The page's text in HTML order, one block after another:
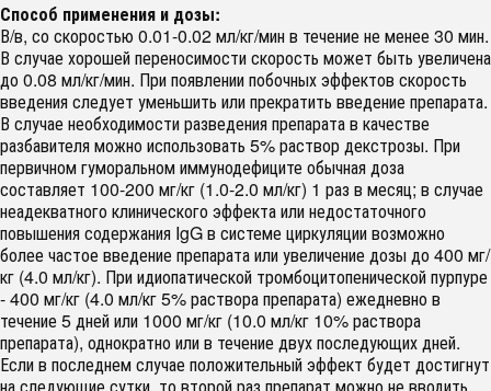
Способ применения и дозы:
В/в, со скоростью 0.01-0.02 мл/кг/мин в течение не менее 30 мин.
В случае хорошей переносимости скорость может быть увеличена
до 0.08 мл/кг/мин. При появлении побочных эффектов скорость
введения следует уменьшить или прекратить введение препарата.
В случае необходимости разведения препарата в качестве
разбавителя можно использовать 5% раствор декстрозы. При
первичном гуморальном иммунодефиците обычная доза
составляет 100-200 мг/кг (1.0-2.0 мл/кг) 1 раз в месяц; в случае
неадекватного клинического эффекта или недостаточного
повышения содержания IgG в системе циркуляции возможно
более частое введение препарата или увеличение дозы до 400 мг/
кг (4.0 мл/кг). При идиопатической тромбоцитопенической пурпуре
- 400 мг/кг (4.0 мл/кг 5% раствора препарата) ежедневно в
течение 5 дней или 1000 мг/кг (10.0 мл/кг 10% раствора
препарата), однократно или в течение двух последующих дней.
Если в последнем случае положительный эффект будет достигнут